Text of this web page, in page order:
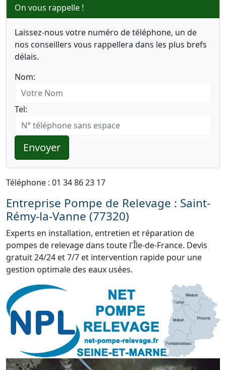
On vous rappelle !
Laissez-nous votre numéro de téléphone, un de
nos conseillers vous rappellera dans les plus brefs
délais.
Nom:
Tel:
Envoyer
Téléphone : 01 34 86 23 17
Entreprise Pompe de Relevage : Saint-
Rémy-la-Vanne (77320)
Experts en installation, entretien et réparation de
pompes de relevage dans toute l'Île-de-France. Devis
gratuit 24/24 et 7/7 et intervention rapide pour une
gestion optimale des eaux usées.